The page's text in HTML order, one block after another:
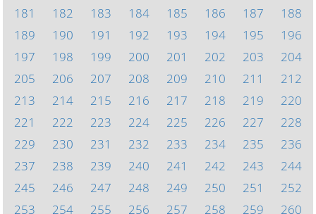
181
182 183 184 185 186 187
188
189
190 191 192 193 194 195
196
197
198 199 200 201 202 203
204
205
206 207 208 209 210 211
212
213
214 215 216 217 218 219
220
221
222 223 224 225 226 227
228
229
230 231 232 233 234 235
236
237
238 239 240 241 242 243
244
245
246 247 248 249 250 251
252
253
254 255 256 257 258 259
260